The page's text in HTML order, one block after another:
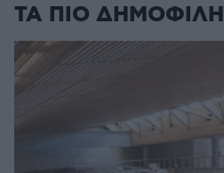
ΤΑ ΠΙΟ ΔΗΜΟΦΙΛΗ